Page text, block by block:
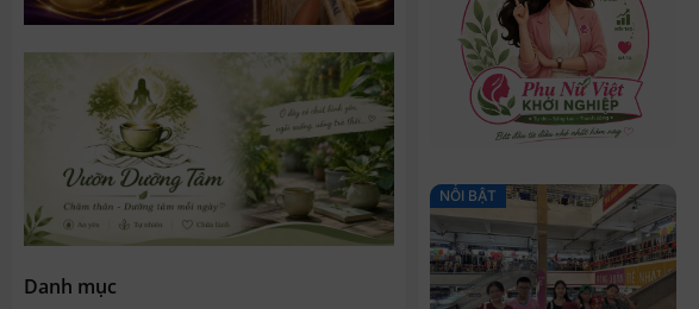
Danh mục
NỔI BẬT